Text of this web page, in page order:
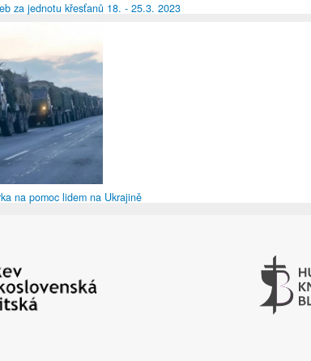
za jednotu křesťanů 18. - 25.3. 2023
na pomoc lidem na Ukrajině